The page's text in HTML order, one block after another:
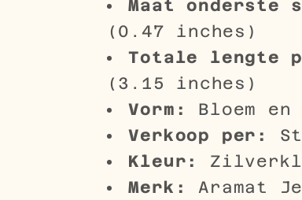
Maat onderste
(0.47 inches)
Totale lengte
(3.15 inches)
Vorm:
Bloem
Verkoop per:
Kleur:
Merk:
Aramat